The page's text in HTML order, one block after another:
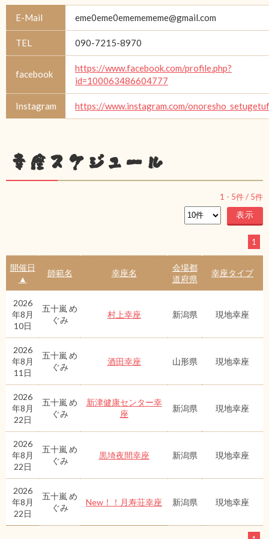
E-Mail eme0eme0ememememe@gmail.com
TEL 090-7215-8970
facebook
https://www.facebook.com/profile.php?
id=100063486604777
Instagram https://www.instagram.com/
幸座スケジュール
1 - 5件 / 5件
1
開催日
▲
師範名 幸座名
会場都
道府県
幸座タイプ
2026
年8月
10日
五十嵐 め
ぐみ
村上幸座 新潟県 現地幸座
2026
年8月
11日
五十嵐 め
ぐみ
酒田幸座 山形県 現地幸座
2026
年8月
22日
五十嵐 め
ぐみ
新津健康センター幸
座
新潟県 現地幸座
2026
年8月
22日
五十嵐 め
ぐみ
黒埼夜間幸座 新潟県 現地幸座
2026
年8月
22日
五十嵐 め
ぐみ
New！！月寿荘幸座 新潟県 現地幸座